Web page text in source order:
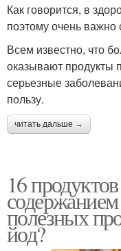
Как говорится, в
поэтому очень важно
Всем известно, что
оказывают продукты
серьезные
пользу.
читать дальше →
16
полезных
йод?